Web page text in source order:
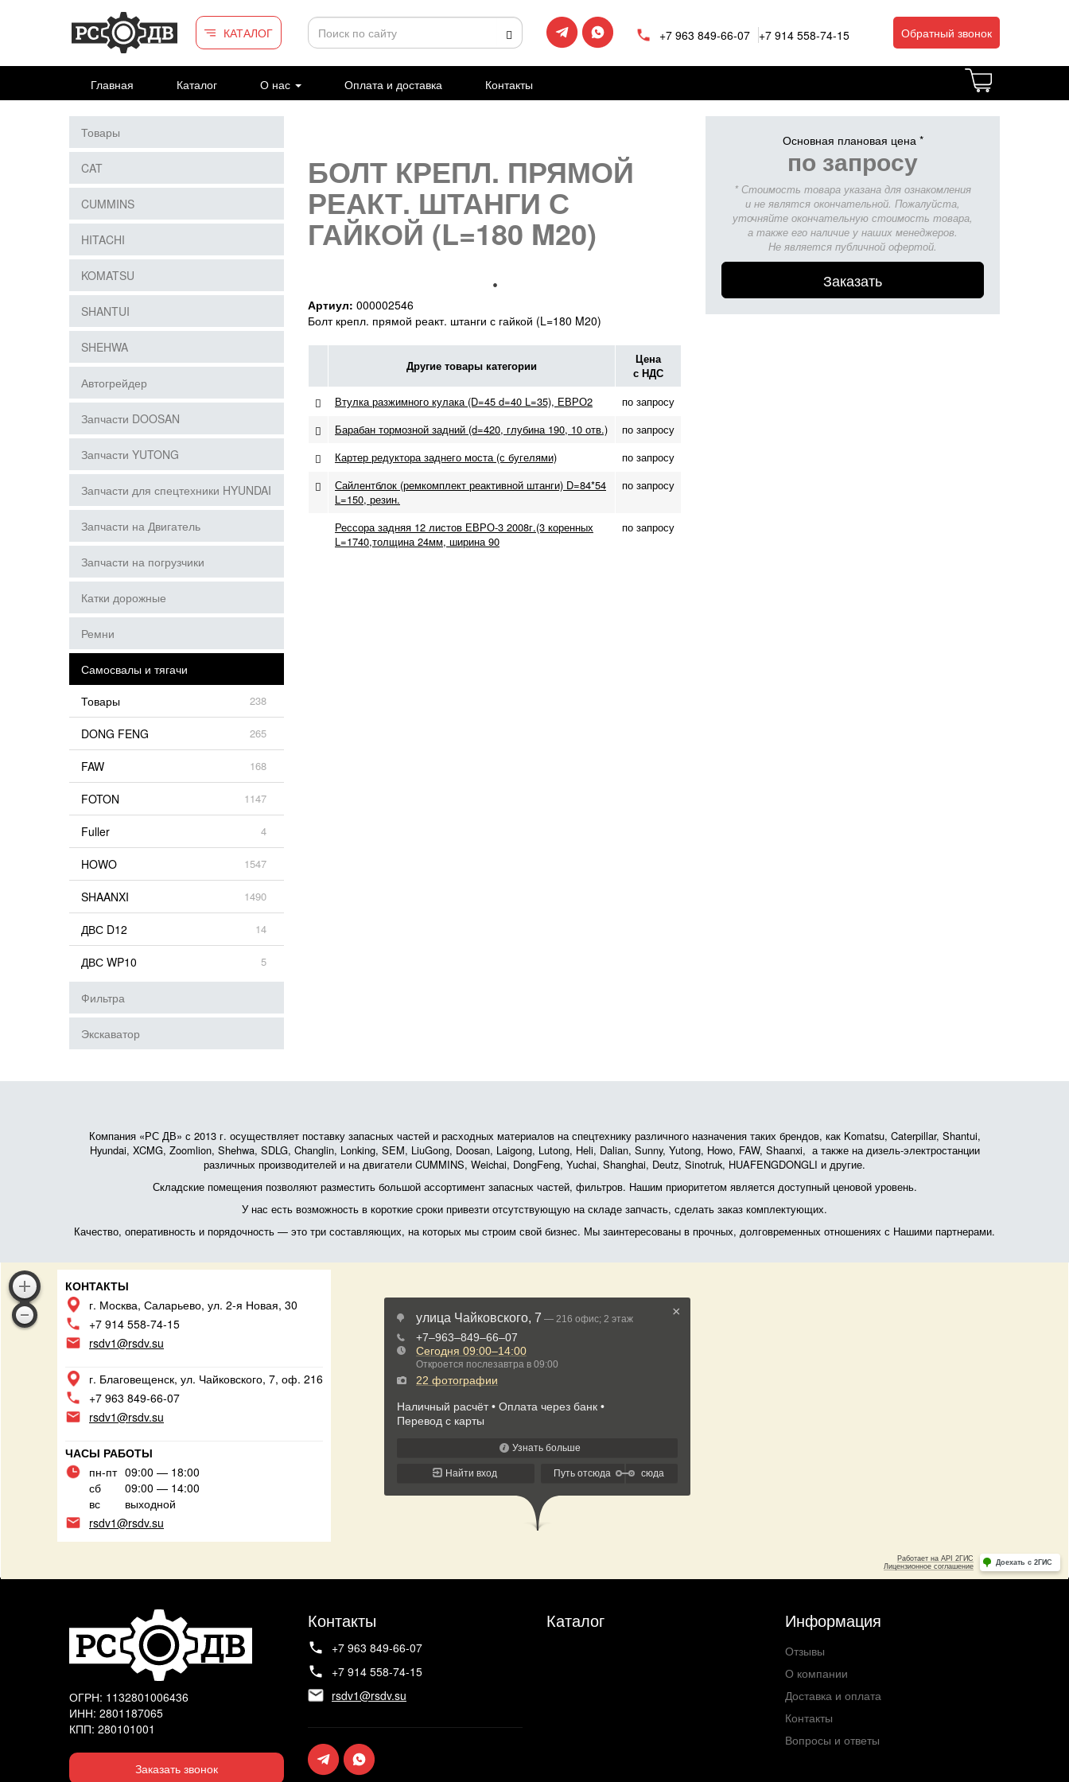
Перейти к основному содержанию
КАТАЛОГ
+7 963 849-66-07 +7 914 558-74-15 Обратный звонок
Главная Каталог О нас Оплата и доставка Контакты
БОЛТ КРЕПЛ. ПРЯМОЙ
РЕАКТ. ШТАНГИ С
ГАЙКОЙ (L=180 M20)
Артиул: 000002546
Болт крепл. прямой реакт. штанги с гайкой (L=180 M20)
Другие товары категории
Цена
с НДС
Втулка разжимного кулака (D=45 d=40 L=35), ЕВРО2
по запросу
Барабан тормозной задний (d=420, глубина 190, 10 отв.)
по запросу
Картер редуктора заднего моста (с бугелями)
по запросу
Сайлентблок (ремкомплект реактивной штанги) D=84*54
L=150, резин.
по запросу
Рессора задняя 12 листов ЕВРО-3 2008г.(3 коренных
L=1740,толщина 24мм, ширина 90
по запросу
Основная плановая цена *
по запросу
* Стоимость товара указана для ознакомления
и не являтся окончательной. Пожалуйста,
уточняйте окончательную стоимость товара,
а также его наличие у наших менеджеров.
Не является публичной офертой.
Заказать
Товары
CAT
CUMMINS
HITACHI
KOMATSU
SHANTUI
SHEHWA
Автогрейдер
Запчасти DOOSAN
Запчасти YUTONG
Запчасти для спецтехники HYUNDAI
Запчасти на Двигатель
Запчасти на погрузчики
Катки дорожные
Ремни
Самосвалы и тягачи
Товары
238
DONG FENG 265
FAW 168
FOTON 1147
Fuller 4
HOWO 1547
SHAANXI 1490
ДВС D12 14
ДВС WP10 5
Фильтра
Экскаватор
Компания «РС ДВ» с 2013 г. осуществляет поставку запасных частей и расходных материалов на спецтехнику различного назначения таких брендов, как Komatsu, Caterpillar, Shantui,
Hyundai, XCMG, Zoomlion, Shehwa, SDLG, Changlin, Lonking, SEM, LiuGong, Doosan, Laigong, Lutong, Heli, Dalian, Sunny, Yutong, Howo, FAW, Shaanxi, а также на дизель-электростанции
различных производителей и на двигатели CUMMINS, Weichai, DongFeng, Yuchai, Shanghai, Deutz, Sinotruk, HUAFENGDONGLI и другие.
Складские помещения позволяют разместить большой ассортимент запасных частей, фильтров. Нашим приоритетом является доступный ценовой уровень.
У нас есть возможность в короткие сроки привезти отсутствующую на складе запчасть, сделать заказ комплектующих.
Качество, оперативность и порядочность — это три составляющих, на которых мы строим свой бизнес. Мы заинтересованы в прочных, долговременных отношениях с Нашими партнерами.
КОНТАКТЫ
г. Москва, Саларьево, ул. 2-я Новая, 30
+7 914 558-74-15
rsdv1@rsdv.su
г. Благовещенск, ул. Чайковского, 7, оф. 216
+7 963 849-66-07
rsdv1@rsdv.su
ЧАСЫ РАБОТЫ
пн-пт 09:00 — 18:00
сб
09:00 — 14:00
вс
выходной
rsdv1@rsdv.su
ОГРН: 1132801006436
ИНН: 2801187065
КПП: 280101001
Заказать звонок
Контакты
+7 963 849-66-07
+7 914 558-74-15
rsdv1@rsdv.su
Каталог Информация
Отзывы
О компании
Доставка и оплата
Контакты
Вопросы и ответы